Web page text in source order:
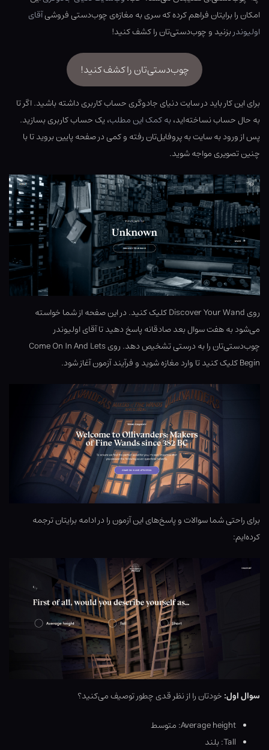
امکان را برایتان فراهم کرده که سری به مغازه‌ی چوب‌دستی فروشیآقای
اولیوندربزنید و چوب‌دستی‌تان را کشف کنید!
چوب‌دستی‌تان را کشف کنید!
برای این کار باید در سایت دنیای جادوگری حساب کاربری داشته باشید. اگر تا
به حال حساب نساخته‌اید،به کمک این مطلب، یک حساب کاربری بسازید.
پس از ورود به سایت به پروفایل‌تان رفته و کمی در صفحه پایین بروید تا با
چنین تصویری مواجه شوید.
روی Discover Your Wand کلیک کنید. در این صفحه از شما خواسته
می‌شود به هفت سوال بعد صادقانه پاسخ دهید تا آقای اولیوندر
چوب‌دستی‌تان را به درستی تشخیص دهد. روی Come On In And Lets
Begin کلیک کنید تا وارد مغازه شوید و فرآیند آزمون آغاز شود.
برای راحتی شما سوالات و پاسخ‌های این آزمون را در ادامه برایتان ترجمه
کرده‌ایم:
سوال اول: خودتان را از نظر قدی چطور توصیف می‌کنید؟
Average height: متوسط
Tall: بلند